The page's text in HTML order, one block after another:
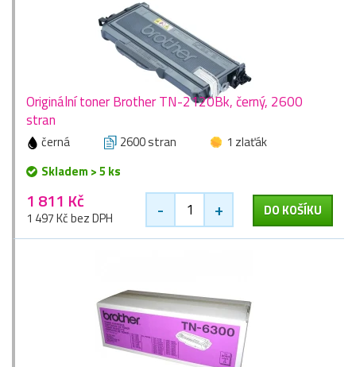
Originální toner Brother TN-2120Bk, černý, 2600
stran
černá 2600 stran
1 zlaťák
Skladem > 5 ks
1 811 Kč
1 497 Kč bez DPH - + DO KOŠÍKU